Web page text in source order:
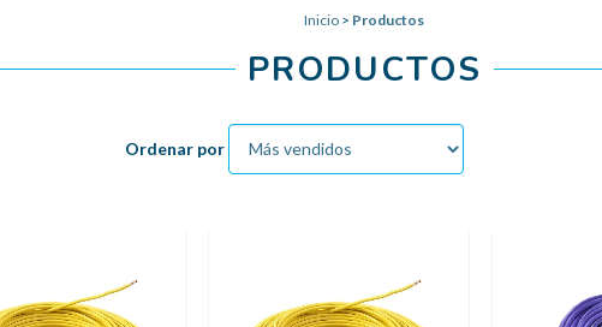
Inicio > Productos
PRODUCTOS
Ordenar por